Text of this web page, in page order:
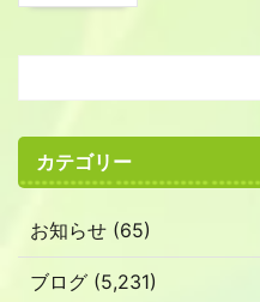
カテゴリー
お知らせ (65)
ブログ (5,231)